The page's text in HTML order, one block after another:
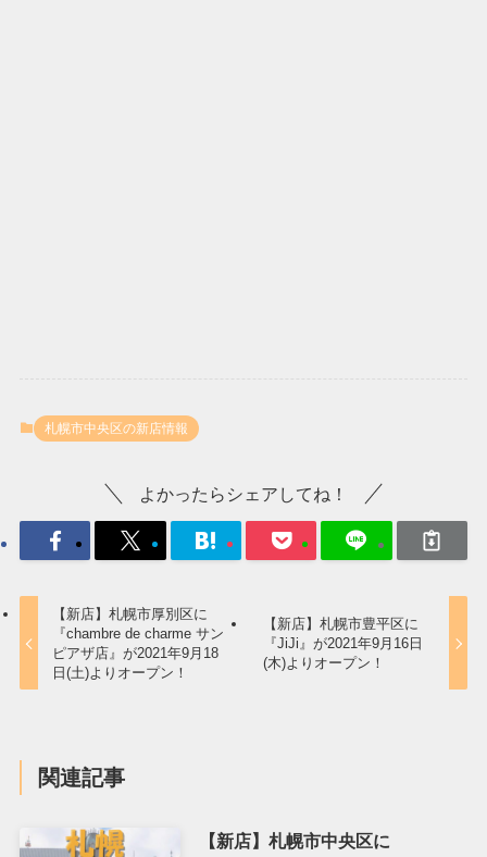
札幌市中央区の新店情報
よかったらシェアしてね！
【新店】札幌市厚別区に
『chambre de charme サン
ピアザ店』が2021年9月18
日(土)よりオープン！
【新店】札幌市豊平区に
『JiJi』が2021年9月16日
(木)よりオープン！
関連記事
【新店】札幌市中央区に